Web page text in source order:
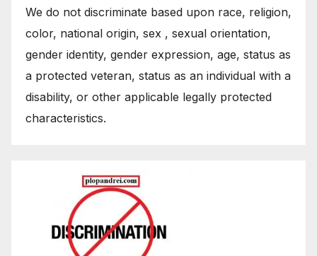
We do not discriminate based upon race, religion,
color, national origin, sex , sexual orientation,
gender identity, gender expression, age, status as
a protected veteran, status as an individual with a
disability, or other applicable legally protected
characteristics.